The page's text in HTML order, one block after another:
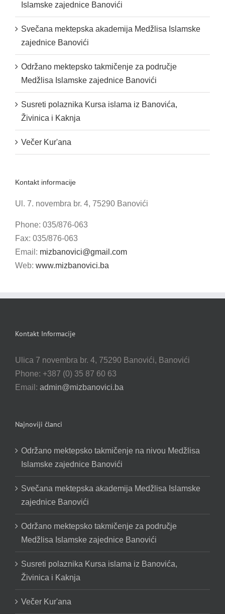
Islamske zajednice Banovići
Svečana mektepska akademija Medžlisa Islamske
zajednice Banovići
Održano mektepsko takmičenje za područje
Medžlisa Islamske zajednice Banovići
Susreti polaznika Kursa islama iz Banovića,
Živinica i Kaknja
Večer Kur'ana
Kontakt informacije
Ul. 7. novembra br. 4, 75290 Banovići
Phone: 035/876-063
Fax: 035/876-063
Email: mizbanovici@gmail.com
Web: www.mizbanovici.ba
Kontakt Informacije
Ulica 7 novembra br. 4, 75290 Banovići, Banovići
Phone: +387 (0) 35 87 60 63
Email: admin@mizbanovici.ba
Najnoviji članci
Održano mektepsko takmičenje na nivou Medžlisa
Islamske zajednice Banovići
Svečana mektepska akademija Medžlisa Islamske
zajednice Banovići
Održano mektepsko takmičenje za područje
Medžlisa Islamske zajednice Banovići
Susreti polaznika Kursa islama iz Banovića,
Živinica i Kaknja
Večer Kur'ana